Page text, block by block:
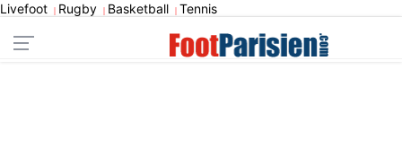
Livefoot | Rugby | Basketball | Tennis